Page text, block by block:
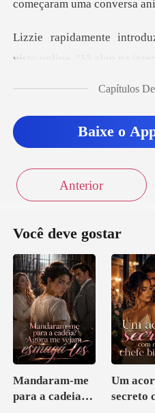
Sair
visto online. "Vi
Capítulos
Baixe o
Anterior
Você deve gostar
Mandaram-me
para a cadeia?
Um
secreto